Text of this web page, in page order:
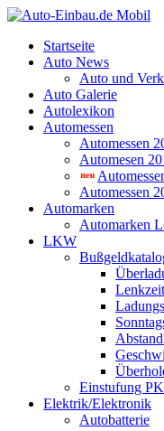
Startseite
Auto News
Auto und
Auto Galerie
Autolexikon
Automessen
Automessen
Automesen
Automessen
Automarken
Automarken
LKW
Einstufung
Elektrik/Elektronik
Autobatterie